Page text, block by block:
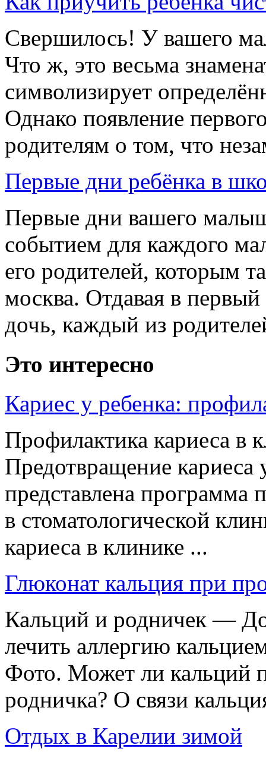
Свершилось! У вашего
Что ж, это весьма
символизирует
Однако появление
родителям о том, что
Первые дни ребёнка в
Первые дни вашего
событием для каждого
его родителей, которым
москва. Отдавая в
дочь, каждый из
Это интересно
Кариес у ребенка:
Профилактика кариеса в
Предотвращение
представлена программа
в стоматологической
кариеса в клинике ...
Глюконат кальция при
Кальций и родничек —
лечить аллергию
Фото. Может ли кальций
родничка? О связи
Отдых в Карелии зимой